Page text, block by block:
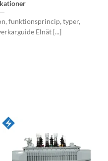
funktionsprincip, typer,
Elnät [...]